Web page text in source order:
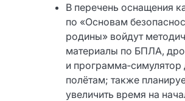
В перечень оснащения
по «Основам
родины» войдут
материалы по БПЛА,
и программа‑симулятор
полётам; также
увеличить время на